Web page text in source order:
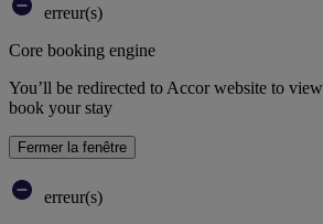
erreur(s)
Core booking engine
You’ll be redirected to Accor website to
book your stay
Fermer la fenêtre
erreur(s)